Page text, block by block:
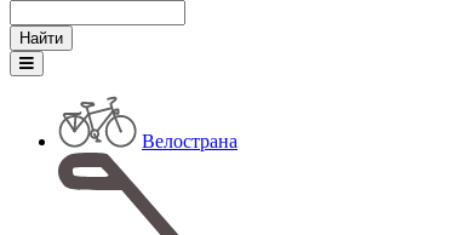
Велострана